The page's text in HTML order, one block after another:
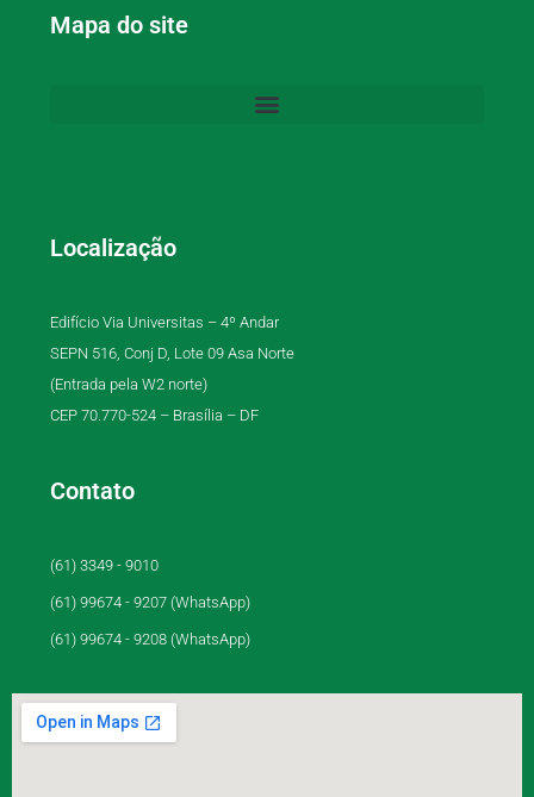
Mapa do site
Localização
Edifício Via Universitas – 4º Andar
SEPN 516, Conj D, Lote 09 Asa Norte
(Entrada pela W2 norte)
CEP 70.770-524 – Brasília – DF
Contato
(61) 3349 - 9010
(61) 99674 - 9207 (WhatsApp)
(61) 99674 - 9208 (WhatsApp)